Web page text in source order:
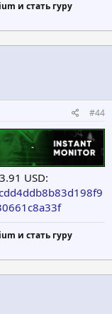
и стать гуру
#44
USD:
и стать гуру